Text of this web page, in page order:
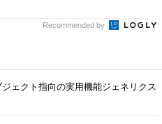
Recommended by
ェクト指向の実用機能ジェネリクス